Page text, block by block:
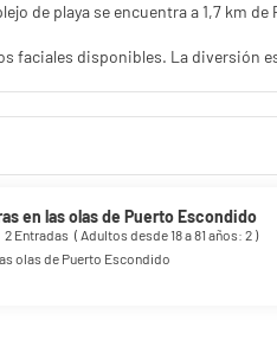
Además, este complejo de playa se
faciales disponibles. La diversión
de las 85 habitaciones con aire
canales por cable. El cuarto de
con llamadas locales gratuitas.
turístico encontrarás fabulosas
completo todos los días de
las 24 horas y atención
disposición 2 metros cuadrados
como servicio de transporte
en las olas de Puerto Escondido
2 Entradas ( Adultos desde 18 a 81 años: 2 )
olas de Puerto Escondido